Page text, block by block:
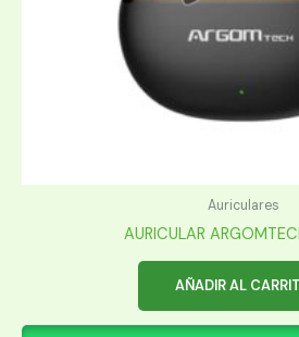
Auriculares
AURICULAR
AÑADIR AL